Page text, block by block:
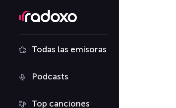
Todas las emisoras
Podcasts
Top canciones